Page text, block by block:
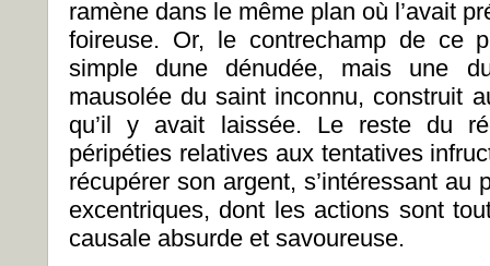
ramène dans le même plan où l’avait
foireuse. Or, le contrechamp de ce
simple dune dénudée, mais une
mausolée du saint inconnu, construit
qu’il y avait laissée. Le reste du
péripéties relatives aux tentatives
récupérer son argent, s’intéressant au
excentriques, dont les actions sont
causale absurde et savoureuse.